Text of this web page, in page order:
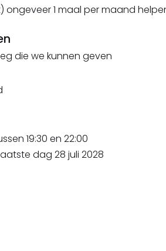
ongeveer 1 maal per maand
die we kunnen geven
19:30 en 22:00
dag 28 juli 2028